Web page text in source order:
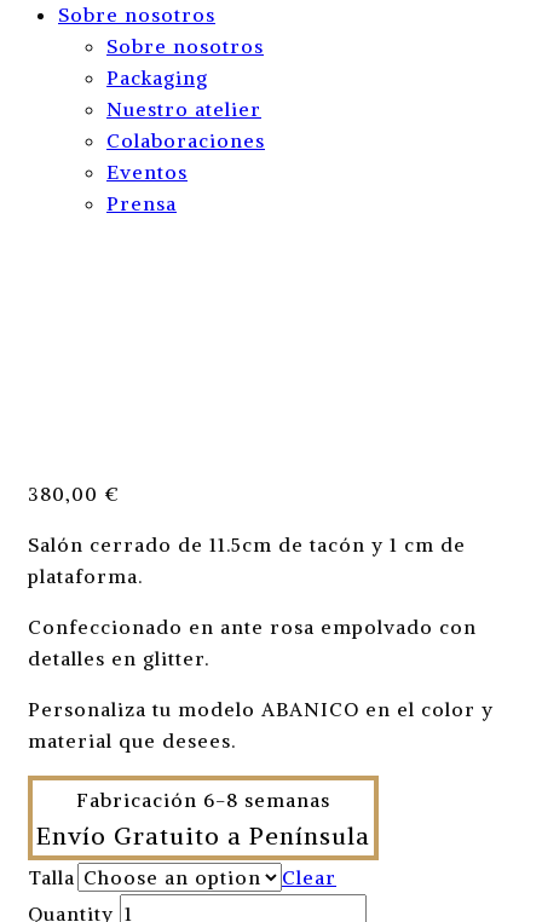
Sobre nosotros
Sobre nosotros
Packaging
Nuestro atelier
Colaboraciones
Eventos
Prensa
380,00 €
Salón cerrado de 11.5cm de tacón y 1 cm de
plataforma.
Confeccionado en ante rosa empolvado con
detalles en glitter.
Personaliza tu modelo ABANICO en el color y
material que desees.
Fabricación 6-8 semanas
Envío Gratuito a Península
Talla
Clear
Quantity